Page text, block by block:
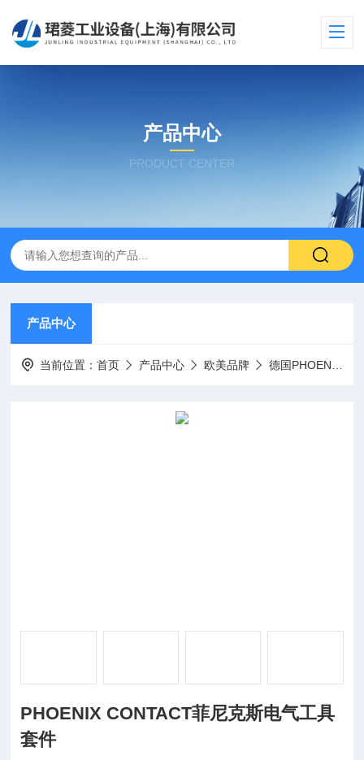
产品中心
PRODUCT CENTER
产品中心
当前位置：首页 产品中心 欧美品牌 德国PHOENIX菲尼克斯
PHOENIX CONTACT菲尼克斯电气工具
套件